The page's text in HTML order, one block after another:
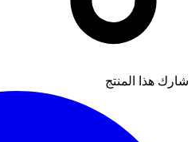
شارك هذا المنتج